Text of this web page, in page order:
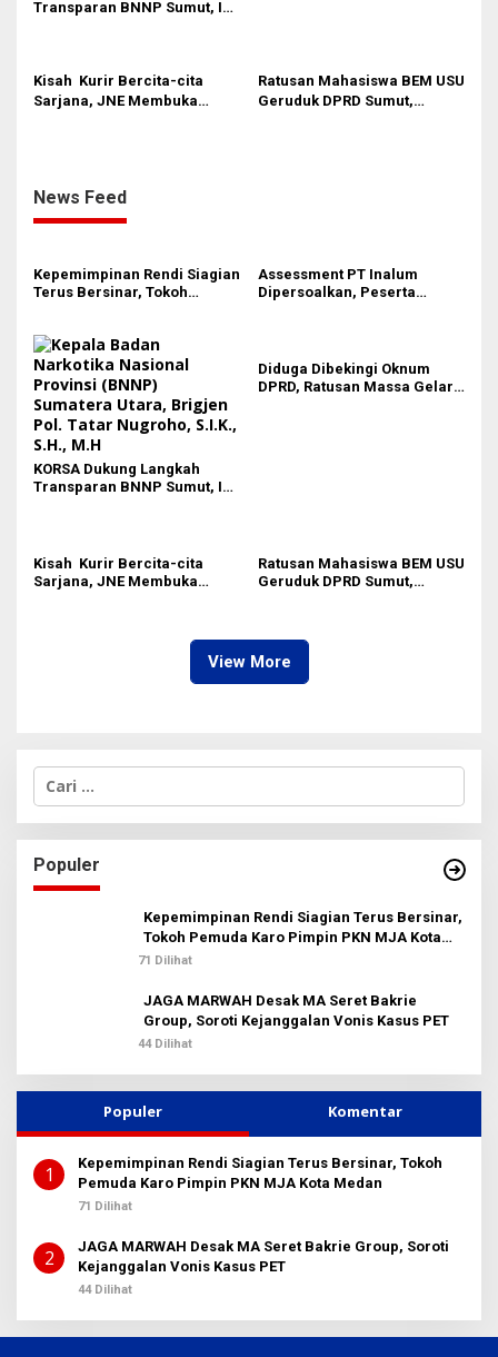
Transparan BNNP Sumut, Isu
Kisah Kurir Bercita-cita
Sarjana, JNE Membuka
Ratusan Mahasiswa BEM USU
Geruduk DPRD Sumut,
News Feed
Kepemimpinan Rendi Siagian
Terus Bersinar, Tokoh
Assessment PT Inalum
Dipersoalkan, Peserta
KORSA Dukung Langkah
Transparan BNNP Sumut, Isu
Diduga Dibekingi Oknum
DPRD, Ratusan Massa Gelar
Kisah Kurir Bercita-cita
Sarjana, JNE Membuka
Ratusan Mahasiswa BEM USU
Geruduk DPRD Sumut,
View More
C
i
u
n
t
Populer
Kepemimpinan Rendi Siagian Terus Bersinar,
Tokoh Pemuda Karo Pimpin PKN MJA Kota
Medan
71 Dilihat
JAGA MARWAH Desak MA Seret Bakrie
Group, Soroti Kejanggalan Vonis Kasus PET
44 Dilihat
Populer Komentar
1
Kepemimpinan Rendi Siagian Terus Bersinar, Tokoh
Pemuda Karo Pimpin PKN MJA Kota Medan
71 Dilihat
2
JAGA MARWAH Desak MA Seret Bakrie Group, Soroti
Kejanggalan Vonis Kasus PET
44 Dilihat